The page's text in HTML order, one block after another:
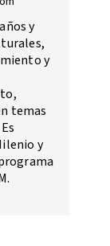
y
y
temas
y